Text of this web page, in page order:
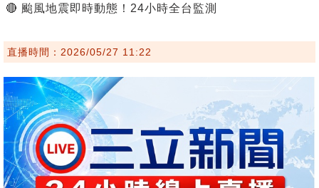
🔴 颱風地震即時動態！24小時全台監測
直播時間：2026/05/27 11:22